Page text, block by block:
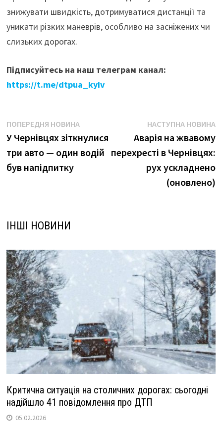
знижувати швидкість, дотримуватися дистанції та
уникати різких маневрів, особливо на засніжених чи
слизьких дорогах.
Підписуйтесь на наш телеграм канал:
https://t.me/dtpua_kyiv
Навігація
записів
ПОПЕРЕДНЯ НОВИНАПопередня
новина:
У Чернівцях зіткнулися
три авто — один водій
був напідпитку
НАСТУПНА НОВИНА
Аварія на жвавому
перехресті в Чернівцях:
рух ускладнено
(оновлено)
ІНШІ НОВИНИ
Критична ситуація на столичних дорогах: сьогодні
надійшло 41 повідомлення про ДТП
05.02.2026